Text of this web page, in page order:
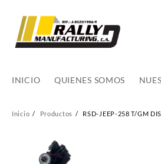
contenido
INICIO QUIENES SOMOS
Inicio Productos RSD-JEEP-258 T/GM